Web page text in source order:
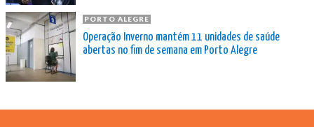
PORTO ALEGRE
Operação Inverno mantém 11 unidades de saúde
abertas no fim de semana em Porto Alegre